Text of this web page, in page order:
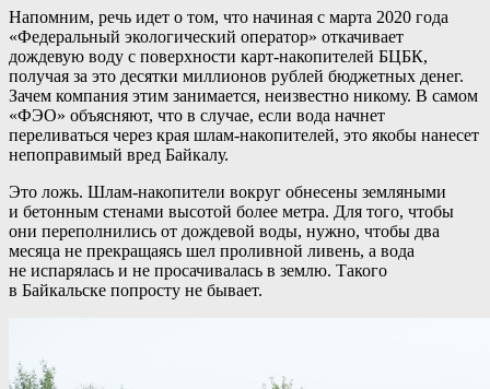
Напомним, речь идет о том, что начиная с марта 2020 года
«Федеральный экологический оператор» откачивает
дождевую воду с поверхности карт-накопителей БЦБК,
получая за это десятки миллионов рублей бюджетных денег.
Зачем компания этим занимается, неизвестно никому. В самом
«ФЭО» объясняют, что в случае, если вода начнет
переливаться через края шлам-накопителей, это якобы нанесет
непоправимый вред Байкалу.
Это ложь. Шлам-накопители вокруг обнесены земляными
и бетонным стенами высотой более метра. Для того, чтобы
они переполнились от дождевой воды, нужно, чтобы два
месяца не прекращаясь шел проливной ливень, а вода
не испарялась и не просачивалась в землю. Такого
в Байкальске попросту не бывает.